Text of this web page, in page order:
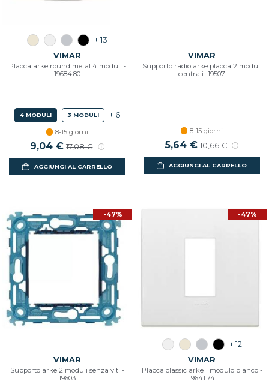
+ 13
VIMAR
Placca arke round metal 4 moduli -
19684.80
4 MODULI 3 MODULI + 6
8-15 giorni
Prezzo scontato
9,04 € Prezzo di listino
17,08 €
AGGIUNGI AL CARRELLO
VIMAR
Supporto radio arke placca 2 moduli
centrali -19507
8-15 giorni
Prezzo scontato
5,64 € Prezzo di listino
10,66 €
AGGIUNGI AL CARRELLO
-47%
VIMAR
Supporto arke 2 moduli senza viti -
19603
-47%
+ 12
VIMAR
Placca classic arke 1 modulo bianco -
19641.74